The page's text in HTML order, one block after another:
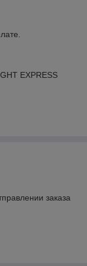
EXPRESS
заказа